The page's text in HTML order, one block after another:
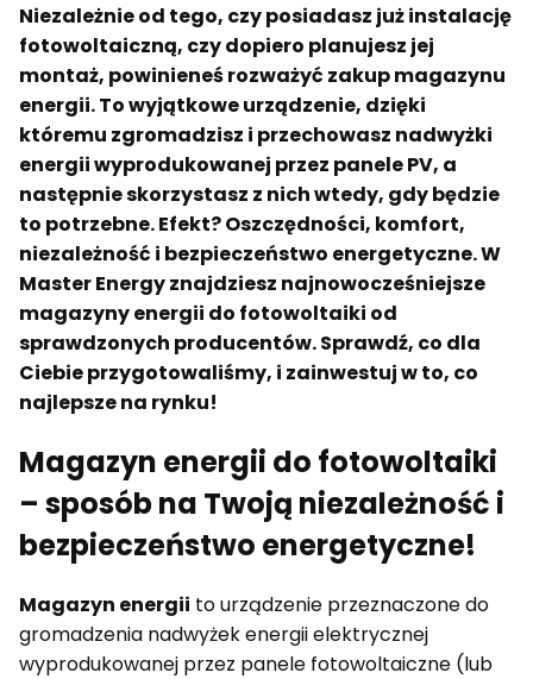
Niezależnie od tego, czy posiadasz już instalację
fotowoltaiczną, czy dopiero planujesz jej
montaż, powinieneś rozważyć zakup magazynu
energii. To wyjątkowe urządzenie, dzięki
któremu zgromadzisz i przechowasz nadwyżki
energii wyprodukowanej przez panele PV, a
następnie skorzystasz z nich wtedy, gdy będzie
to potrzebne. Efekt? Oszczędności, komfort,
niezależność i bezpieczeństwo energetyczne. W
Master Energy znajdziesz najnowocześniejsze
magazyny energii do fotowoltaiki od
sprawdzonych producentów. Sprawdź, co dla
Ciebie przygotowaliśmy, i zainwestuj w to, co
najlepsze na rynku!
Magazyn energii do fotowoltaiki
– sposób na Twoją niezależność i
bezpieczeństwo energetyczne!
Magazyn energii to urządzenie przeznaczone do
gromadzenia nadwyżek energii elektrycznej
wyprodukowanej przez panele fotowoltaiczne (lub